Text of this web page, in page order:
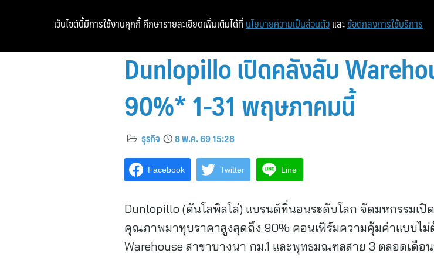
Dunlopillo เปิดคลังลับ
90%* 1-31 พฤษภาคมนี้
ธุรกิจ 8 พ.ค. 69 15:28
Facebook Twitter Line
Dunlopillo (ดันโลพิลโล่) แบรนด์ที่นอนระดับโลก จัดมหกรรมเ
คุณภาพมาทุบราคาสูงสุดถึง 90% คอนเฟิร์มความคุ้มค่าแบบไม่
Warehouse สาขาบางนา กม.1 และพุทธมณฑลสาย 3 ตลอดเดื
เว็บไซต์นี้มีการใช้งานคุกกี้ ศึกษารายละเอียดเพิ่มเติมได้ที่ นโยบายความเป็นส่วนตัว และ ข้อตกลงการใช้บริการ